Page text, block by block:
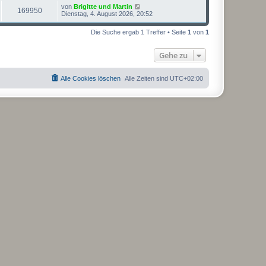
169950Z
u
f
L
e
z
i
t
g
von Brigitte und Martin
Dienstag, 4. August 2026, 20:52
Die Suche ergab 1 Treffer • Seite 1 von 1
Gehe zu
Alle Zeiten sind UTC+02:00
Alle Cookies löschen